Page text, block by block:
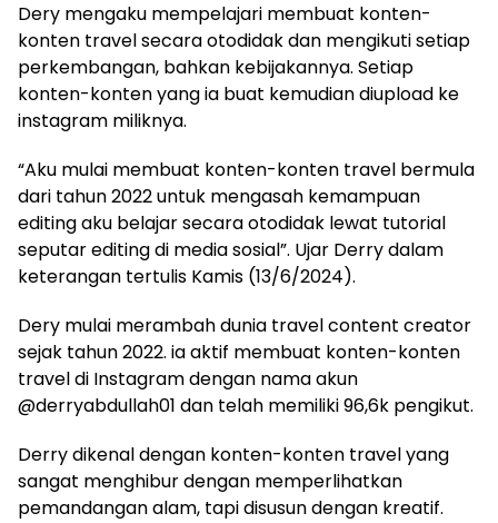
Dery mengaku mempelajari membuat konten-
konten travel secara otodidak dan mengikuti setiap
perkembangan, bahkan kebijakannya. Setiap
konten-konten yang ia buat kemudian diupload ke
instagram miliknya.
“Aku mulai membuat konten-konten travel bermula
dari tahun 2022 untuk mengasah kemampuan
editing aku belajar secara otodidak lewat tutorial
seputar editing di media sosial”. Ujar Derry dalam
keterangan tertulis Kamis (13/6/2024).
Dery mulai merambah dunia travel content creator
sejak tahun 2022. ia aktif membuat konten-konten
travel di Instagram dengan nama akun
@derryabdullah01 dan telah memiliki 96,6k pengikut.
Derry dikenal dengan konten-konten travel yang
sangat menghibur dengan memperlihatkan
pemandangan alam, tapi disusun dengan kreatif.